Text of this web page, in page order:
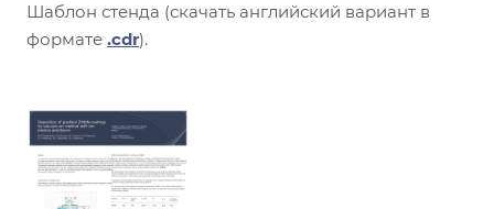
Шаблон стенда (скачать английский вариант в
формате .cdr).